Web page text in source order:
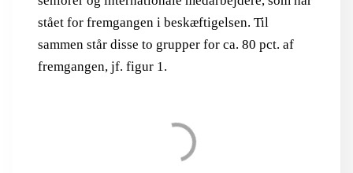
stået for fremgangen i beskæftigelsen. Til
sammen står disse to grupper for ca. 80 pct. af
fremgangen, jf. figur 1.